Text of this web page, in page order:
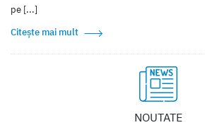
pe [...]
Citește mai mult
NOUTATE